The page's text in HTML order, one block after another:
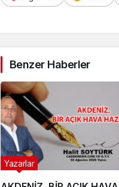
Benzer Haberler
Yazarlar